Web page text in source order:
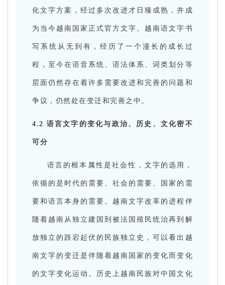
化文字方案，经过多次改进才日臻成熟，并成
为当今越南国家正式官方文字。越南语文字书
写系统从无到有，经历了一个漫长的成长过
程，至今在语音系统、语法体系、词类划分等
层面仍然存在着许多需要改进和完善的问题和
争议，仍然处在变迁和完善之中。
4.2 语言文字的变化与政治、历史、文化密不
可分
语言的根本属性是社会性，文字的选用，
依循的是时代的需要、社会的需要、国家的需
要和语言本身的需要。越南文字改革的进程伴
随着越南从独立建国到被法国殖民统治再到解
放独立的跌宕起伏的民族独立史，可以看出越
南文字的变迁是伴随着越南国家的变化而变化
的文字变化运动。历史上越南民族对中国文化